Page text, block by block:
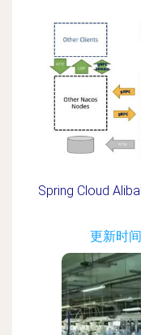
Spring Cloud
更新时